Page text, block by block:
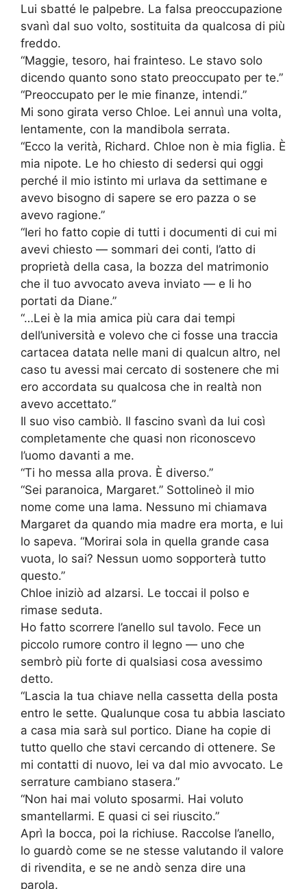
Lui sbatté le palpebre. La falsa preoccupazione
svanì dal suo volto, sostituita da qualcosa di più
freddo.
“Maggie, tesoro, hai frainteso. Le stavo solo
dicendo quanto sono stato preoccupato per te.”
“Preoccupato per le mie finanze, intendi.”
Mi sono girata verso Chloe. Lei annuì una volta,
lentamente, con la mandibola serrata.
“Ecco la verità, Richard. Chloe non è mia figlia. È
mia nipote. Le ho chiesto di sedersi qui oggi
perché il mio istinto mi urlava da settimane e
avevo bisogno di sapere se ero pazza o se
avevo ragione.”
“Ieri ho fatto copie di tutti i documenti di cui mi
avevi chiesto — sommari dei conti, l’atto di
proprietà della casa, la bozza del matrimonio
che il tuo avvocato aveva inviato — e li ho
portati da Diane.”
“…Lei è la mia amica più cara dai tempi
dell’università e volevo che ci fosse una traccia
cartacea datata nelle mani di qualcun altro, nel
caso tu avessi mai cercato di sostenere che mi
ero accordata su qualcosa che in realtà non
avevo accettato.”
Il suo viso cambiò. Il fascino svanì da lui così
completamente che quasi non riconoscevo
l’uomo davanti a me.
“Ti ho messa alla prova. È diverso.”
“Sei paranoica, Margaret.” Sottolineò il mio
nome come una lama. Nessuno mi chiamava
Margaret da quando mia madre era morta, e lui
lo sapeva. “Morirai sola in quella grande casa
vuota, lo sai? Nessun uomo sopporterà tutto
questo.”
Chloe iniziò ad alzarsi. Le toccai il polso e
rimase seduta.
Ho fatto scorrere l’anello sul tavolo. Fece un
piccolo rumore contro il legno — uno che
sembrò più forte di qualsiasi cosa avessimo
detto.
“Lascia la tua chiave nella cassetta della posta
entro le sette. Qualunque cosa tu abbia lasciato
a casa mia sarà sul portico. Diane ha copie di
tutto quello che stavi cercando di ottenere. Se
mi contatti di nuovo, lei va dal mio avvocato. Le
serrature cambiano stasera.”
“Non hai mai voluto sposarmi. Hai voluto
smantellarmi. E quasi ci sei riuscito.”
Aprì la bocca, poi la richiuse. Raccolse l’anello,
lo guardò come se ne stesse valutando il valore
di rivendita, e se ne andò senza dire una
parola.